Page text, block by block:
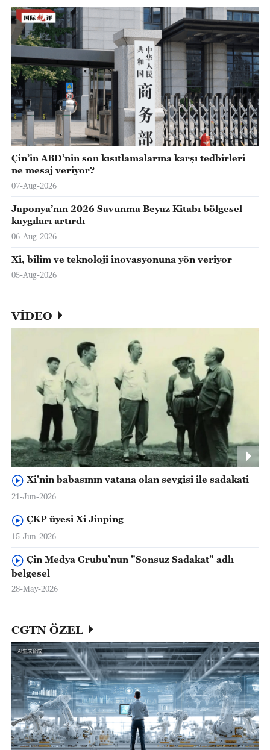
Çin’in ABD’nin son kısıtlamalarına karşı tedbirleri
ne mesaj veriyor?
07-Aug-2026
Japonya’nın 2026 Savunma Beyaz Kitabı bölgesel
kaygıları artırdı
06-Aug-2026
Xi, bilim ve teknoloji inovasyonuna yön veriyor
05-Aug-2026
VİDEO
Xi'nin babasının vatana olan sevgisi ile sadakati
21-Jun-2026
ÇKP üyesi Xi Jinping
15-Jun-2026
Çin Medya Grubu’nun "Sonsuz Sadakat" adlı
belgesel
28-May-2026
CGTN ÖZEL